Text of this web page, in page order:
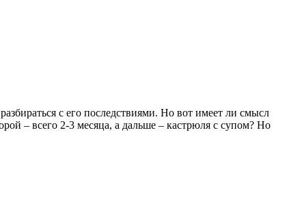
с его последствиями. Но вот имеет ли смысл
– всего 2-3 месяца, а дальше – кастрюля с супом? Но